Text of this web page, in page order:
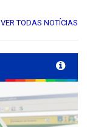
VER TODAS NOTÍCIAS